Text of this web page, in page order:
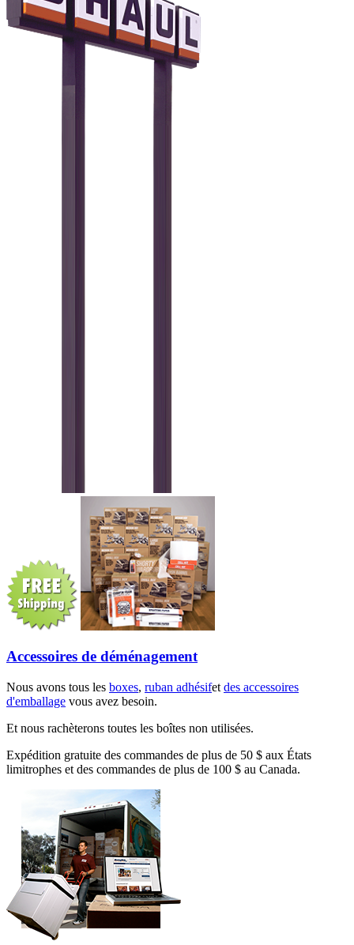
Accessoires de déménagement
Nous avons tous les boxes, ruban adhésifet des accessoires
d'emballage vous avez besoin.
Et nous rachèterons toutes les boîtes non utilisées.
Expédition gratuite des commandes de plus de 50 $ aux États
limitrophes et des commandes de plus de 100 $ au Canada.